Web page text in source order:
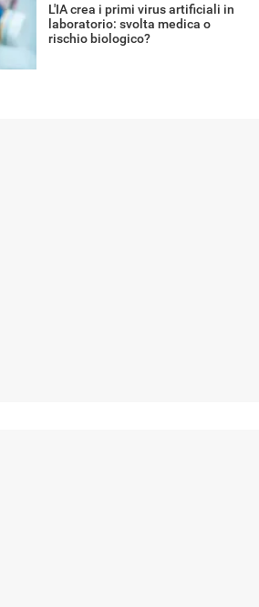
L'IA crea i primi virus artificiali in
laboratorio: svolta medica o
rischio biologico?